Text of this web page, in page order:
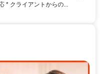
* クライアントからの...